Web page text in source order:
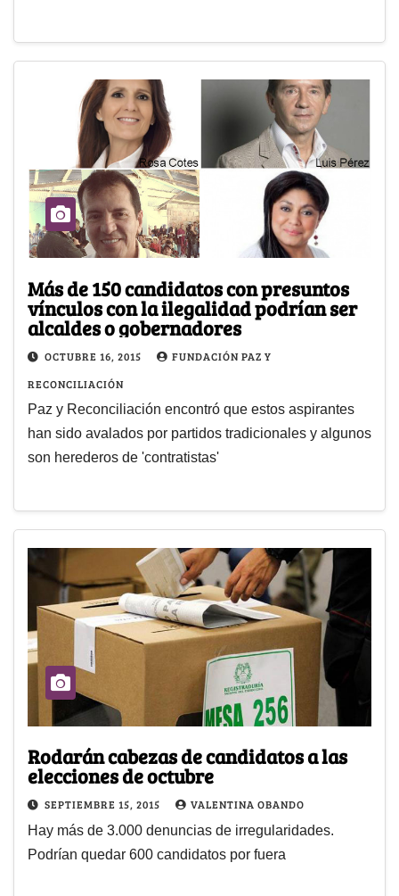
Más de 150 candidatos con presuntos
vínculos con la ilegalidad podrían ser
alcaldes o gobernadores
OCTUBRE 16, 2015
FUNDACIÓN PAZ Y
RECONCILIACIÓN
Paz y Reconciliación encontró que estos aspirantes
han sido avalados por partidos tradicionales y algunos
son herederos de 'contratistas'
Rodarán cabezas de candidatos a las
elecciones de octubre
SEPTIEMBRE 15, 2015 VALENTINA OBANDO
Hay más de 3.000 denuncias de irregularidades.
Podrían quedar 600 candidatos por fuera